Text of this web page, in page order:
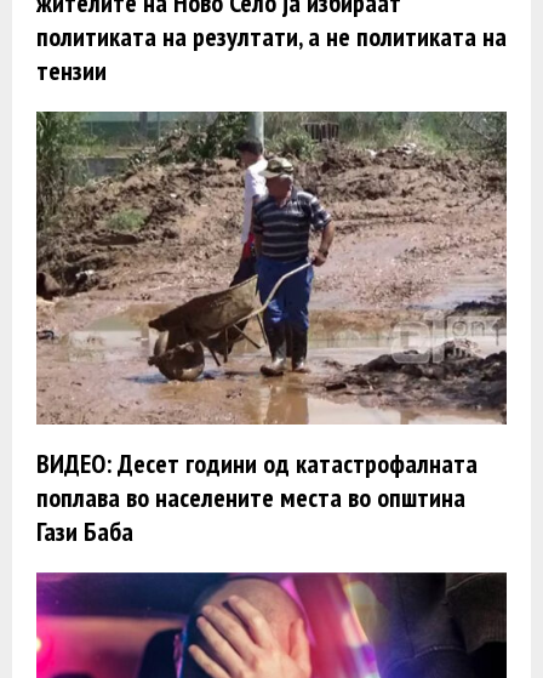
политиката на резултати, а не политиката на
тензии
ВИДЕО: Десет години од катастрофалната
поплава во населените места во општина
Гази Баба